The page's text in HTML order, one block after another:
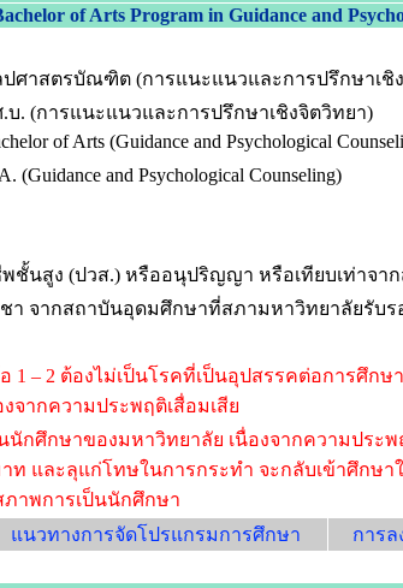
of Arts Program in Guidance and
ศาสตรบัณฑิต (การแนะแนวและการปรึกษาเชิ
บ. (การแนะแนวและการปรึกษาเชิงจิตวิทยา)
of Arts (Guidance and Psychological
(Guidance and Psychological Counseling)
ชั้นสูง (ปวส.) หรืออนุปริญญา หรือเทียบเท่าจ
า จากสถาบันอุดมศึกษาที่สภามหาวิทยาลัยรับร
– 2 ต้องไม่เป็นโรคที่เป็นอุปสรรคต่อการศึกษ
จากความประพฤติเสื่อมเสีย
กศึกษาของมหาวิทยาลัย เนื่องจากความประ
ท และลุแก่โทษในการกระทำ จะกลับเข้าศึกษ
าพการเป็นนักศึกษา
แนวทางการจัดโปรแกรมการศึกษา การล